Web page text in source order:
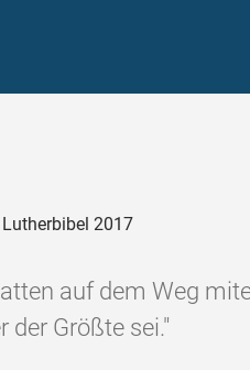
2017
auf dem Weg
der Größte sei."